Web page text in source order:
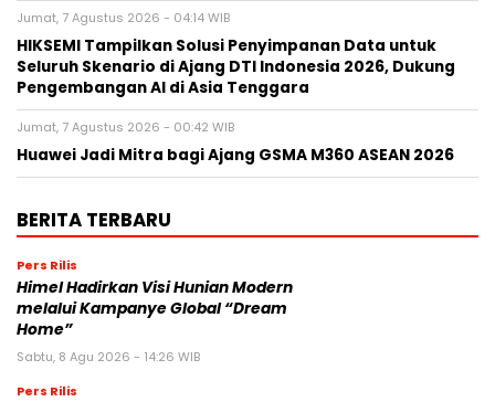
Jumat, 7 Agustus 2026 - 04:14 WIB
HIKSEMI Tampilkan Solusi Penyimpanan Data untuk
Seluruh Skenario di Ajang DTI Indonesia 2026, Dukung
Pengembangan AI di Asia Tenggara
Jumat, 7 Agustus 2026 - 00:42 WIB
Huawei Jadi Mitra bagi Ajang GSMA M360 ASEAN 2026
BERITA TERBARU
Pers Rilis
Himel Hadirkan Visi Hunian Modern
melalui Kampanye Global “Dream
Home”
Sabtu, 8 Agu 2026 - 14:26 WIB
Pers Rilis